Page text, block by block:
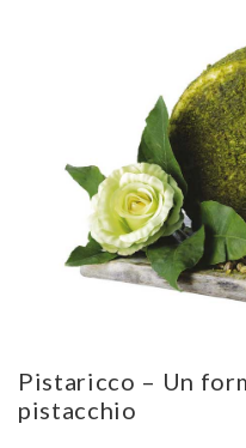
Pistaricco – Un
pistacchio